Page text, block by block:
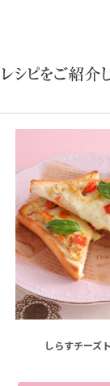
しらすチーズ